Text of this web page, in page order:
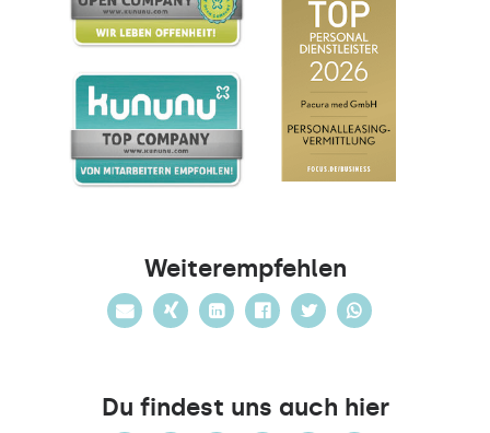
Weiterempfehlen
Du findest uns auch hier